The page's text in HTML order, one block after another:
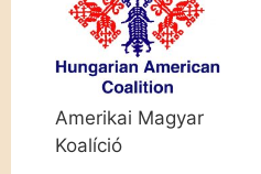
Amerikai Magyar
Koalíció